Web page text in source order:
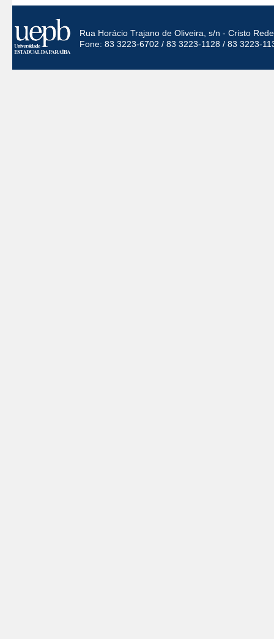
Rua Horácio Trajano de Oliveira, s/n - Cristo
Fone: 83 3223-6702 / 83 3223-1128 / 83 3223-